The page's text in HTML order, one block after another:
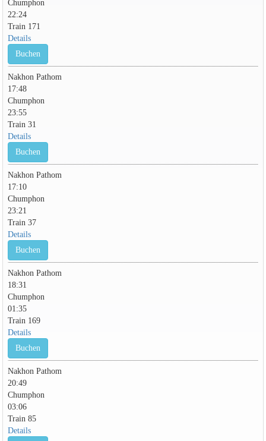
Chumphon
22:24
Train 171
Details
Buchen
Nakhon Pathom
17:48
Chumphon
23:55
Train 31
Details
Buchen
Nakhon Pathom
17:10
Chumphon
23:21
Train 37
Details
Buchen
Nakhon Pathom
18:31
Chumphon
01:35
Train 169
Details
Buchen
Nakhon Pathom
20:49
Chumphon
03:06
Train 85
Details